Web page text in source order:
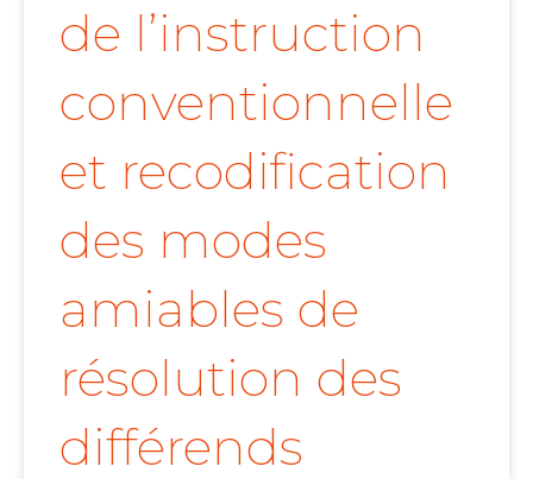
de l’instruction
conventionnelle
et recodification
des modes
amiables de
résolution des
différends